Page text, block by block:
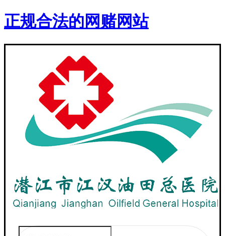
正规合法的网赌网站